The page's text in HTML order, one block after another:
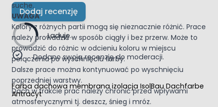
suche.
UWAGA
Kolory z różnych partii mogą się nieznacznie różnić. Prace
należy prowadzić w sposób ciągły i bez przerw. Może to
prowadzić do różnic w odcieniu koloru w miejscu
połączenia po wyschnięciu farby.
Dalsze prace można kontynuować po wyschnięciu
poprzedniej warstwy.
Dach w trakcie prac należy chronić przed wpływami
atmosferycznymi tj. deszcz, śnieg i mróz.
Dodaj recenzję
Ładuję...
Dodano swoją recenzję do moderacji.
Farba dachowa membrana izolacja IsolBau Dachfarbe
Antracyt